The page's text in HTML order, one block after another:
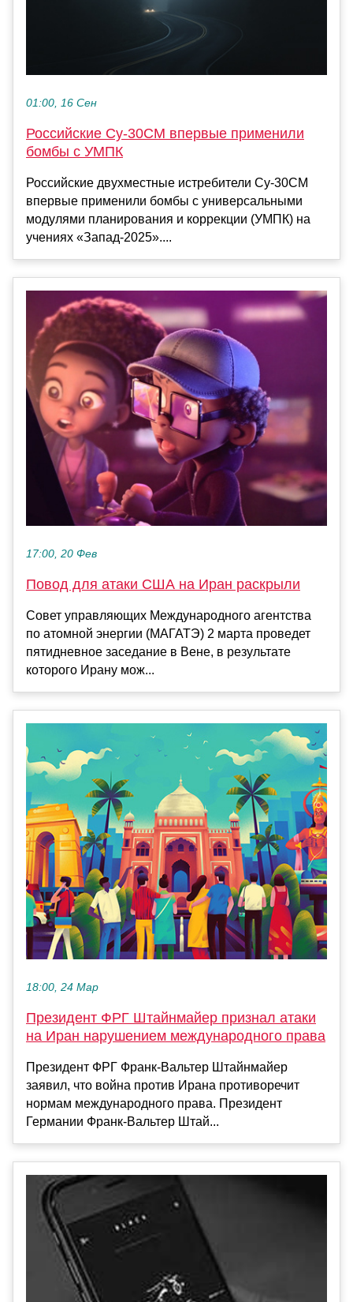
01:00, 16 Сен
Российские Су-30СМ впервые применили
бомбы с УМПК
Российские двухместные истребители Су-30СМ
впервые применили бомбы с универсальными
модулями планирования и коррекции (УМПК) на
учениях «Запад-2025»....
17:00, 20 Фев
Повод для атаки США на Иран раскрыли
Совет управляющих Международного агентства
по атомной энергии (МАГАТЭ) 2 марта проведет
пятидневное заседание в Вене, в результате
которого Ирану мож...
18:00, 24 Мар
Президент ФРГ Штайнмайер признал атаки
на Иран нарушением международного права
Президент ФРГ Франк-Вальтер Штайнмайер
заявил, что война против Ирана противоречит
нормам международного права. Президент
Германии Франк-Вальтер Штай...